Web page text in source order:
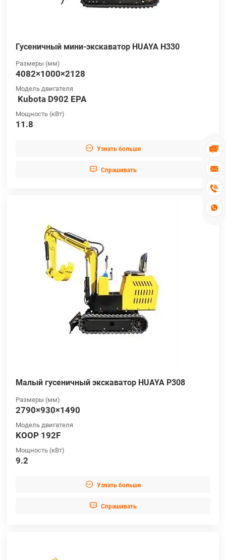




Гусеничный мини-экскаватор HUAYA H330
Размеры (мм)
4082×1000×2128
Модель двигателя
Kubota D902 EPA
Мощность (кВт)
11.8
 Узнать больше
 Cпрашивать
Малый гусеничный экскаватор HUAYA P308
Размеры (мм)
2790×930×1490
Модель двигателя
KOOP 192F
Мощность (кВт)
9.2
 Узнать больше
 Cпрашивать